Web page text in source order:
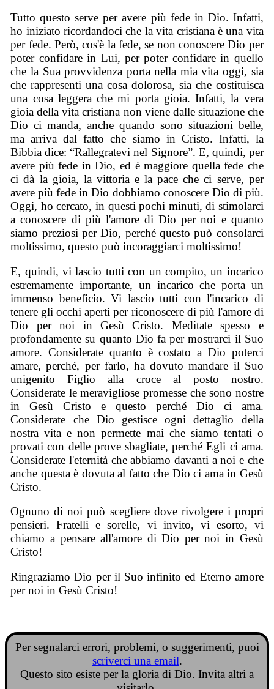
Tutto questo serve per avere più fede in Dio. Infatti,
ho iniziato ricordandoci che la vita cristiana è una vita
per fede. Però, cos'è la fede, se non conoscere Dio per
poter confidare in Lui, per poter confidare in quello
che la Sua provvidenza porta nella mia vita oggi, sia
che rappresenti una cosa dolorosa, sia che costituisca
una cosa leggera che mi porta gioia. Infatti, la vera
gioia della vita cristiana non viene dalle situazione che
Dio ci manda, anche quando sono situazioni belle,
ma arriva dal fatto che siamo in Cristo. Infatti, la
Bibbia dice: “Rallegratevi nel Signore”. E, quindi, per
avere più fede in Dio, ed è maggiore quella fede che
ci dà la gioia, la vittoria e la pace che ci serve, per
avere più fede in Dio dobbiamo conoscere Dio di più.
Oggi, ho cercato, in questi pochi minuti, di stimolarci
a conoscere di più l'amore di Dio per noi e quanto
siamo preziosi per Dio, perché questo può consolarci
moltissimo, questo può incoraggiarci moltissimo!
E, quindi, vi lascio tutti con un compito, un incarico
estremamente importante, un incarico che porta un
immenso beneficio. Vi lascio tutti con l'incarico di
tenere gli occhi aperti per riconoscere di più l'amore di
Dio per noi in Gesù Cristo. Meditate spesso e
profondamente su quanto Dio fa per mostrarci il Suo
amore. Considerate quanto è costato a Dio poterci
amare, perché, per farlo, ha dovuto mandare il Suo
unigenito Figlio alla croce al posto nostro.
Considerate le meravigliose promesse che sono nostre
in Gesù Cristo e questo perché Dio ci ama.
Considerate che Dio gestisce ogni dettaglio della
nostra vita e non permette mai che siamo tentati o
provati con delle prove sbagliate, perché Egli ci ama.
Considerate l'eternità che abbiamo davanti a noi e che
anche questa è dovuta al fatto che Dio ci ama in Gesù
Cristo.
Ognuno di noi può scegliere dove rivolgere i propri
pensieri. Fratelli e sorelle, vi invito, vi esorto, vi
chiamo a pensare all'amore di Dio per noi in Gesù
Cristo!
Ringraziamo Dio per il Suo infinito ed Eterno amore
per noi in Gesù Cristo!
Per segnalarci errori, problemi, o suggerimenti, puoi
scriverci una email.
Questo sito esiste per la gloria di Dio. Invita altri a